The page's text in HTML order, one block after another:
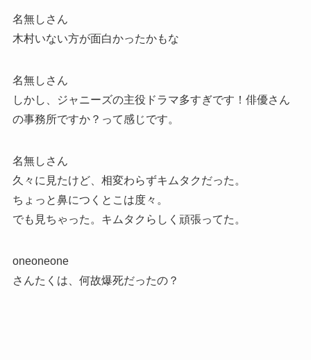
名無しさん
木村いない方が面白かったかもな
名無しさん
しかし、ジャニーズの主役ドラマ多すぎです！俳優さん
の事務所ですか？って感じです。
名無しさん
久々に見たけど、相変わらずキムタクだった。
ちょっと鼻につくとこは度々。
でも見ちゃった。キムタクらしく頑張ってた。
oneoneone
さんたくは、何故爆死だったの？